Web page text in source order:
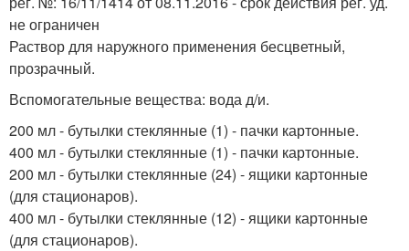
не ограничен
Раствор для наружного применения бесцветный,
прозрачный.
Вспомогательные вещества: вода д/и.
200 мл - бутылки стеклянные (1) - пачки картонные.
400 мл - бутылки стеклянные (1) - пачки картонные.
200 мл - бутылки стеклянные (24) - ящики картонные
(для стационаров).
400 мл - бутылки стеклянные (12) - ящики картонные
(для стационаров).